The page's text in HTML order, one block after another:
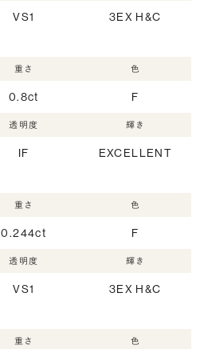
VS1 3EX H&C
重さ
0.8ct
色
F
透明度
IF
輝き
EXCELLENT
重さ
0.244ct
色
F
透明度
VS1
輝き
3EX H&C
重さ 色